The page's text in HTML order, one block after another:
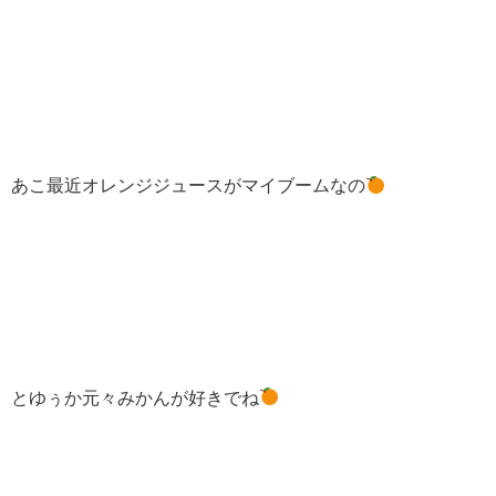
あこ最近オレンジジュースがマイブームなの
とゆぅか元々みかんが好きでね